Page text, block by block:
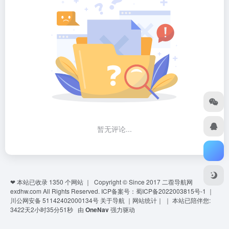
暂无评论...
❤ 本站已收录 1350 个网站 ｜ Copyright © Since 2017 二蓿导航网
exdhw.com All Rights Reserved. ICP备案号：蜀ICP备2022003815号-1 ｜
川公网安备 51142402000134号 关于导航 ｜ 网站统计 ｜ ｜ 本站已陪伴您:
3422天2小时35分51秒 由 OneNav强力驱动